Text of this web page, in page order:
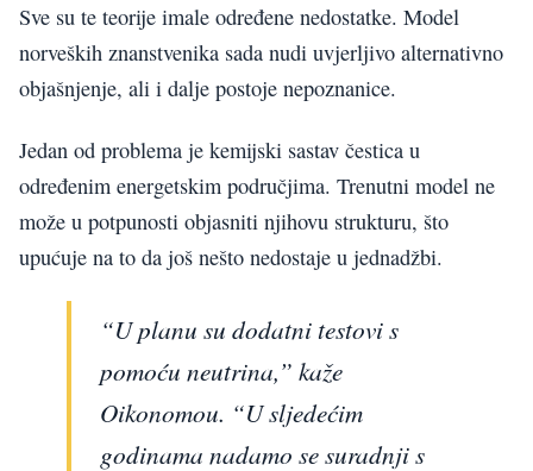
Sve su te teorije imale određene nedostatke. Model
norveških znanstvenika sada nudi uvjerljivo alternativno
objašnjenje, ali i dalje postoje nepoznanice.
Jedan od problema je kemijski sastav čestica u
određenim energetskim područjima. Trenutni model ne
može u potpunosti objasniti njihovu strukturu, što
upućuje na to da još nešto nedostaje u jednadžbi.
“U planu su dodatni testovi s
pomoću neutrina,” kaže
Oikonomou. “U sljedećim
godinama nadamo se suradnji s